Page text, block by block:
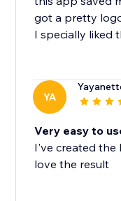
got a pretty
I specially liked
YA
Very easy to
I've created the
love the result